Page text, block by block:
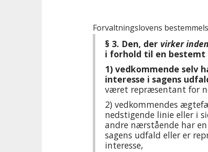
Forvaltningslovens
§ 3. Den, der virker
i forhold til en bestemt
1) vedkommende selv
interesse i sagens
været repræsentant for
2) vedkommendes
nedstigende linie eller i
andre nærstående har
sagens udfald eller er
interesse,